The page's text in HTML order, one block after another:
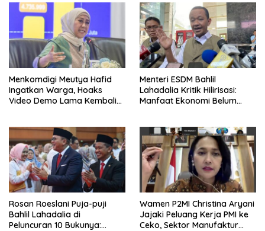
Menkomdigi Meutya Hafid
Ingatkan Warga, Hoaks
Video Demo Lama Kembali
Menteri ESDM Bahlil
Lahadalia Kritik Hilirisasi:
Manfaat Ekonomi Belum
Rosan Roeslani Puja-puji
Bahlil Lahadalia di
Peluncuran 10 Bukunya:
Wamen P2MI Christina Aryani
Jajaki Peluang Kerja PMI ke
Ceko, Sektor Manufaktur